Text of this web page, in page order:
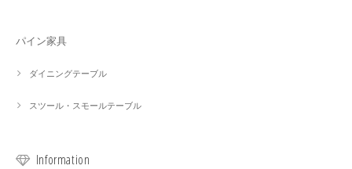
パイン家具
ダイニングテーブル
スツール・スモールテーブル
Information